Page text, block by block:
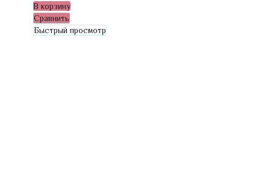
В корзину
Сравнить
Быстрый просмотр